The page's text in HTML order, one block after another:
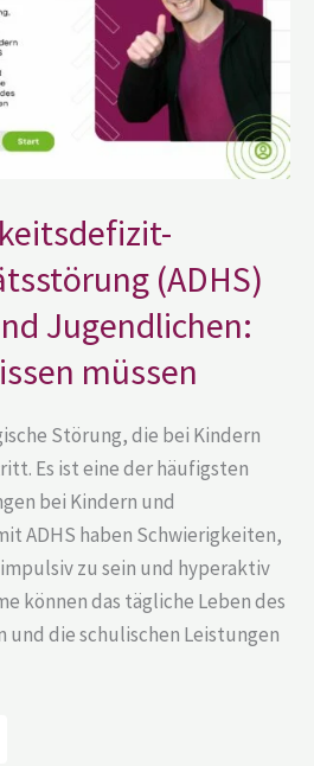
(ADHS)
Jugendlichen:
müssen
Störung, die bei Kindern
Es ist eine der häufigsten
bei Kindern und
ADHS haben Schwierigkeiten,
zu sein und hyperaktiv
können das tägliche Leben des
und die schulischen Leistungen